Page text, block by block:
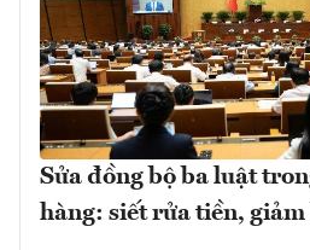
Sửa đồng bộ ba luật
hàng: siết rửa tiền,